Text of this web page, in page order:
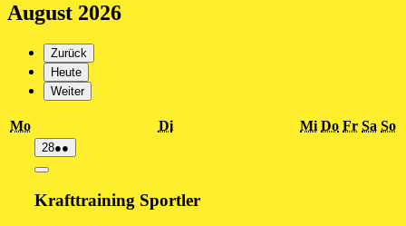
August 2026
Zurück
Heute
Weiter
MoMontag DiDienstag MiMittwoch
Do FrFreitag
Sa So
2828.
Juli
●●
Veranstaltungen)
Close
Krafttraining Sportler